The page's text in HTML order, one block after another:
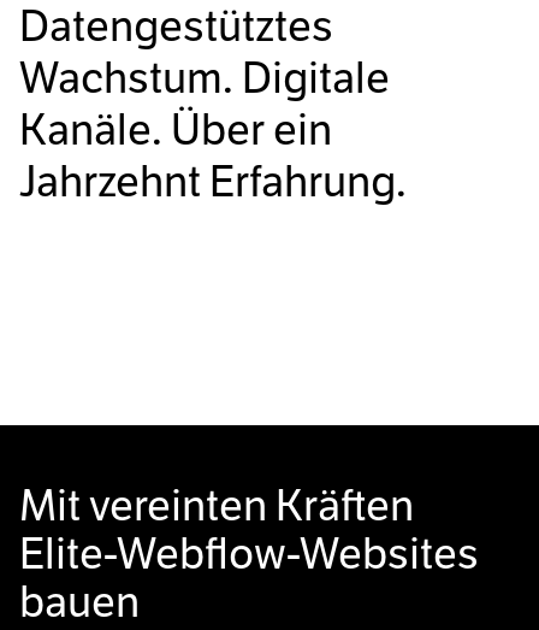
Datengestütztes
Wachstum. Digitale
Kanäle. Über ein
Jahrzehnt Erfahrung.
Mit vereinten Kräften
Elite-Webflow-Websites
bauen